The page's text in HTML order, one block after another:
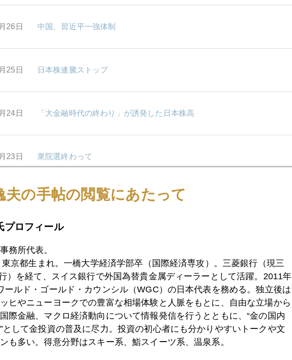
26日 中国、習近平一強体制
25日 日本株連騰ストップ
24日 「大金融時代の終わり」が誘発した日本株高
23日 衆院選終わって
20日 金・プラチナの起源は星の衝突
18日 日本株買うヘッジファンドの読みとは
17日 日本株急騰の環境は整っていた
夫の手帖の閲覧にあたって
プロフィール
務所代表。
京都生まれ。一橋大学経済学部卒（国際経済専攻）。三菱銀行（現三
）を経て、スイス銀行で外国為替貴金属ディーラーとして活躍。2011年
ールド・ゴールド・カウンシル（WGC）の日本代表を務める。独立後は
ヒやニューヨークでの豊富な相場体験と人脈をもとに、自由な立場から
際金融、マクロ経済動向について情報発信を行うとともに、“金の国内
として金投資の普及に尽力。投資の初心者にも分かりやすいトークや文
も多い。得意分野はスキー系、鮨スイーツ系、温泉系。